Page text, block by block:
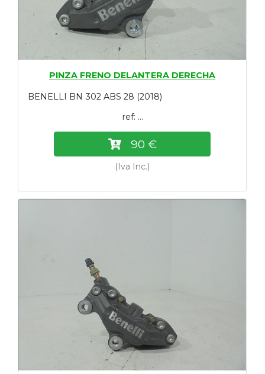
PINZA FRENO DELANTERA DERECHA
BENELLI BN 302 ABS 28 (2018)
ref: ...
90 €
(Iva Inc.)